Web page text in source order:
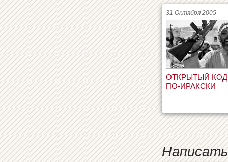
31 Октября 2005
ОТКРЫТЫЙ КОД
ПО-ИРАКСКИ